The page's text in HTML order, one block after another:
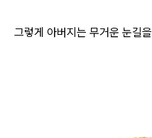
그렇게 아버지는 무거운 눈길